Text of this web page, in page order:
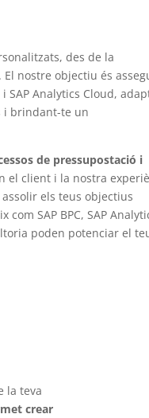
des de la
. El nostre objectiu és
SAP Analytics Cloud,
i brindant-te un
de pressupostació i
el client i la nostra
els teus objectius
SAP BPC, SAP
poden potenciar el
la teva
crear